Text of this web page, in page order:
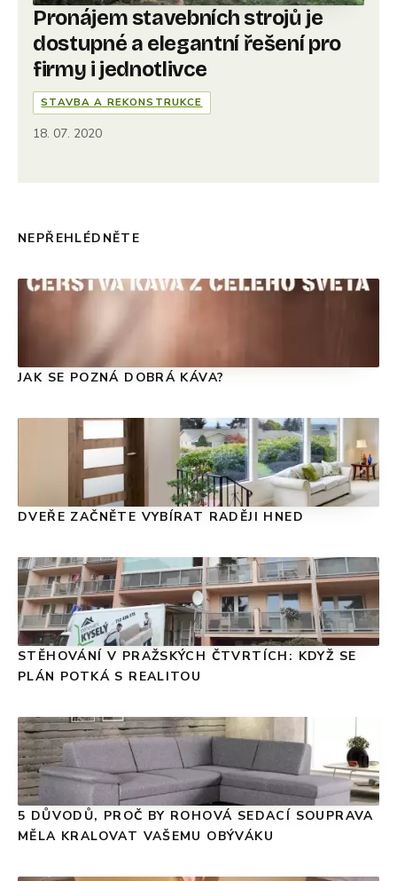
Pronájem stavebních strojů je
dostupné a elegantní řešení pro
firmy i jednotlivce
STAVBA A REKONSTRUKCE
18. 07. 2020
NEPŘEHLÉDNĚTE
JAK SE POZNÁ DOBRÁ KÁVA?
DVEŘE ZAČNĚTE VYBÍRAT RADĚJI HNED
STĚHOVÁNÍ V PRAŽSKÝCH ČTVRTÍCH: KDYŽ SE
PLÁN POTKÁ S REALITOU
5 DŮVODŮ, PROČ BY ROHOVÁ SEDACÍ SOUPRAVA
MĚLA KRALOVAT VAŠEMU OBÝVÁKU